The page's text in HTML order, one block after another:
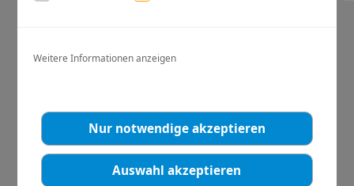
Weitere Informationen anzeigen
Nur notwendige akzeptieren
Auswahl akzeptieren